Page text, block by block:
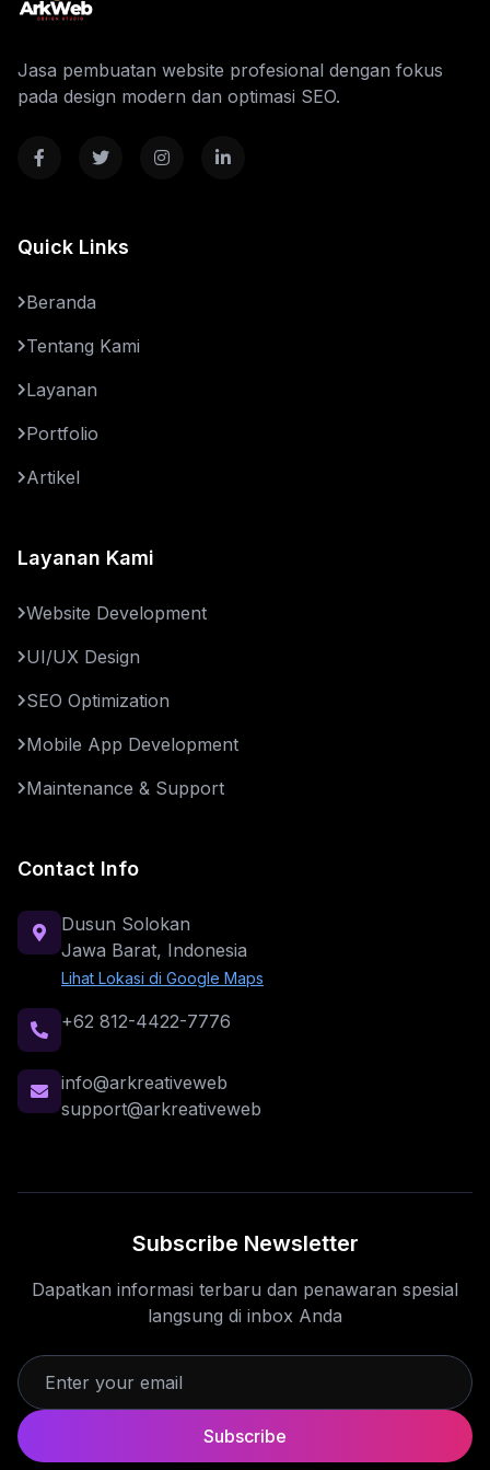
Jasa pembuatan website profesional dengan fokus
pada design modern dan optimasi SEO.
Quick Links
Beranda
Tentang Kami
Layanan
Portfolio
Artikel
Layanan Kami
Website Development
UI/UX Design
SEO Optimization
Mobile App Development
Maintenance & Support
Contact Info
Dusun Solokan
Jawa Barat, Indonesia
Lihat Lokasi di Google Maps
+62 812-4422-7776
info@arkreativeweb
support@arkreativeweb
Subscribe Newsletter
Dapatkan informasi terbaru dan penawaran spesial
langsung di inbox Anda
Subscribe